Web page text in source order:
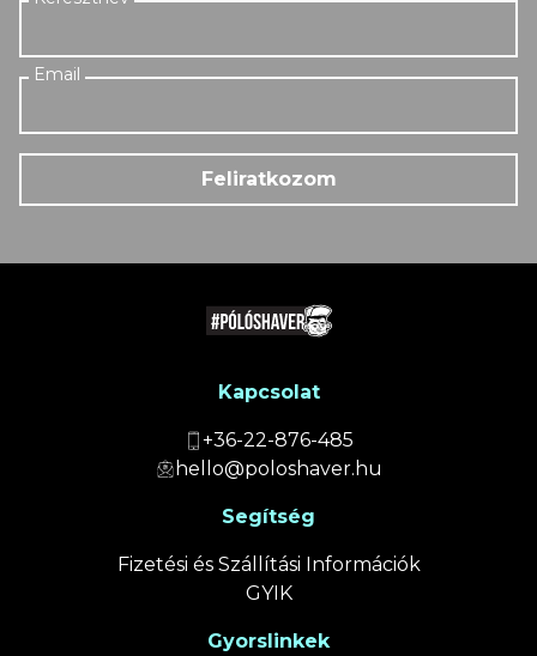
Feliratkozom
Kapcsolat
+36-22-876-485
hello@poloshaver.hu
Segítség
Fizetési és Szállítási Információk
GYIK
Gyorslinkek